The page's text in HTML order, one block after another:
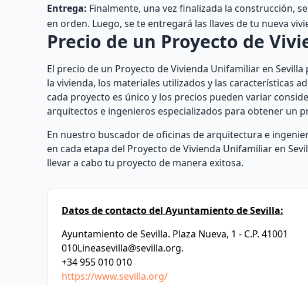
Entrega: Finalmente, una vez finalizada la construcción,
en orden. Luego, se te entregará las llaves de tu nueva
Precio de un Proyecto de
El precio de un Proyecto de Vivienda Unifamiliar en
la vivienda, los materiales utilizados y las características
cada proyecto es único y los precios pueden variar
arquitectos e ingenieros especializados para obtener un
En nuestro buscador de oficinas de arquitectura e
en cada etapa del Proyecto de Vivienda Unifamiliar en
llevar a cabo tu proyecto de manera exitosa.
Datos de contacto del Ayuntamiento de Sevilla:
Ayuntamiento de Sevilla. Plaza Nueva, 1 - C.P. 41001
010Lineasevilla@sevilla.org.
+34 955 010 010
https://www.sevilla.org/